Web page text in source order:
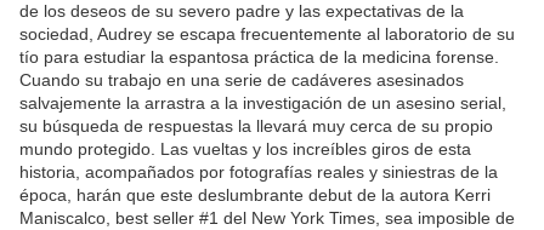
de los deseos de su severo padre y las expectativas de la
sociedad, Audrey se escapa frecuentemente al laboratorio de su
tío para estudiar la espantosa práctica de la medicina forense.
Cuando su trabajo en una serie de cadáveres asesinados
salvajemente la arrastra a la investigación de un asesino serial,
su búsqueda de respuestas la llevará muy cerca de su propio
mundo protegido. Las vueltas y los increíbles giros de esta
historia, acompañados por fotografías reales y siniestras de la
época, harán que este deslumbrante debut de la autora Kerri
Maniscalco, best seller #1 del New York Times, sea imposible de